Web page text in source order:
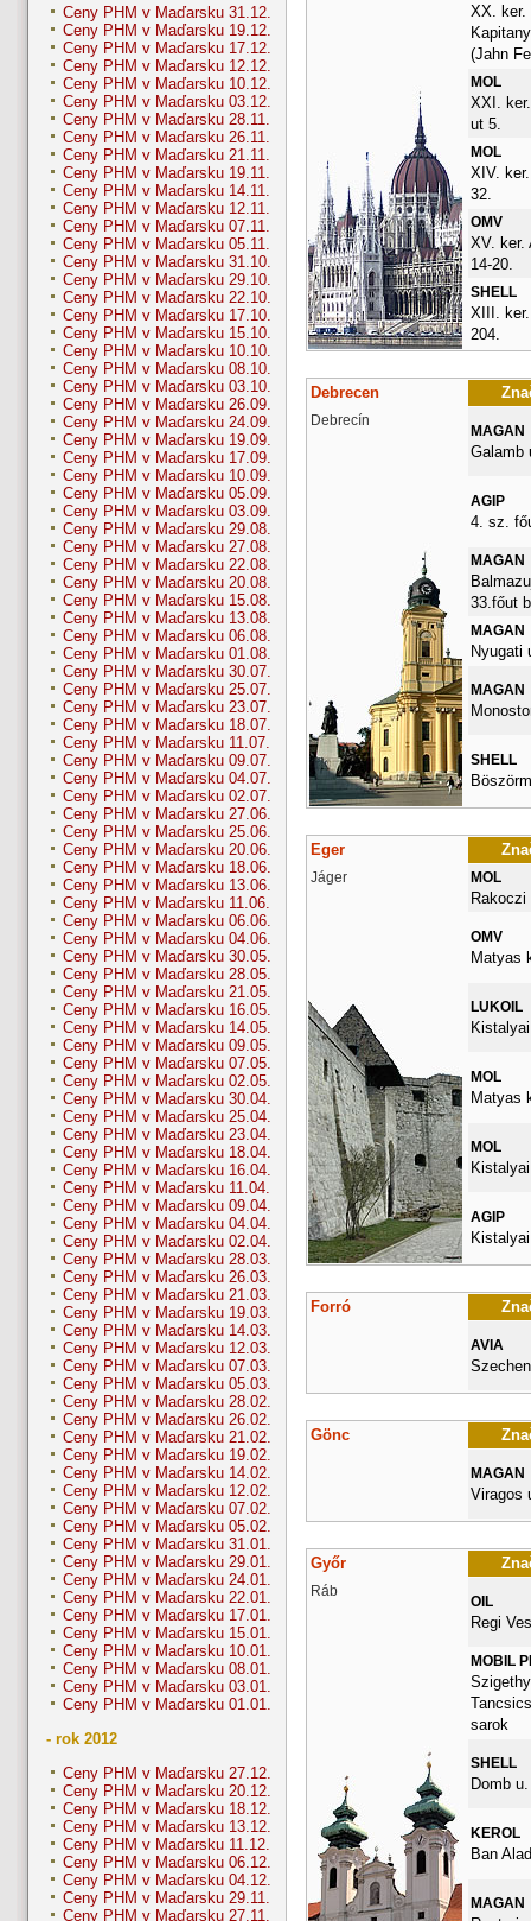
Ceny PHM v Maďarsku 31.12.
Ceny PHM v Maďarsku 19.12.
Ceny PHM v Maďarsku 17.12.
Ceny PHM v Maďarsku 12.12.
Ceny PHM v Maďarsku 10.12.
Ceny PHM v Maďarsku 03.12.
Ceny PHM v Maďarsku 28.11.
Ceny PHM v Maďarsku 26.11.
Ceny PHM v Maďarsku 21.11.
Ceny PHM v Maďarsku 19.11.
Ceny PHM v Maďarsku 14.11.
Ceny PHM v Maďarsku 12.11.
Ceny PHM v Maďarsku 07.11.
Ceny PHM v Maďarsku 05.11.
Ceny PHM v Maďarsku 31.10.
Ceny PHM v Maďarsku 29.10.
Ceny PHM v Maďarsku 22.10.
Ceny PHM v Maďarsku 17.10.
Ceny PHM v Maďarsku 15.10.
Ceny PHM v Maďarsku 10.10.
Ceny PHM v Maďarsku 08.10.
Ceny PHM v Maďarsku 03.10.
Ceny PHM v Maďarsku 26.09.
Ceny PHM v Maďarsku 24.09.
Ceny PHM v Maďarsku 19.09.
Ceny PHM v Maďarsku 17.09.
Ceny PHM v Maďarsku 10.09.
Ceny PHM v Maďarsku 05.09.
Ceny PHM v Maďarsku 03.09.
Ceny PHM v Maďarsku 29.08.
Ceny PHM v Maďarsku 27.08.
Ceny PHM v Maďarsku 22.08.
Ceny PHM v Maďarsku 20.08.
Ceny PHM v Maďarsku 15.08.
Ceny PHM v Maďarsku 13.08.
Ceny PHM v Maďarsku 06.08.
Ceny PHM v Maďarsku 01.08.
Ceny PHM v Maďarsku 30.07.
Ceny PHM v Maďarsku 25.07.
Ceny PHM v Maďarsku 23.07.
Ceny PHM v Maďarsku 18.07.
Ceny PHM v Maďarsku 11.07.
Ceny PHM v Maďarsku 09.07.
Ceny PHM v Maďarsku 04.07.
Ceny PHM v Maďarsku 02.07.
Ceny PHM v Maďarsku 27.06.
Ceny PHM v Maďarsku 25.06.
Ceny PHM v Maďarsku 20.06.
Ceny PHM v Maďarsku 18.06.
Ceny PHM v Maďarsku 13.06.
Ceny PHM v Maďarsku 11.06.
Ceny PHM v Maďarsku 06.06.
Ceny PHM v Maďarsku 04.06.
Ceny PHM v Maďarsku 30.05.
Ceny PHM v Maďarsku 28.05.
Ceny PHM v Maďarsku 21.05.
Ceny PHM v Maďarsku 16.05.
Ceny PHM v Maďarsku 14.05.
Ceny PHM v Maďarsku 09.05.
Ceny PHM v Maďarsku 07.05.
Ceny PHM v Maďarsku 02.05.
Ceny PHM v Maďarsku 30.04.
Ceny PHM v Maďarsku 25.04.
Ceny PHM v Maďarsku 23.04.
Ceny PHM v Maďarsku 18.04.
Ceny PHM v Maďarsku 16.04.
Ceny PHM v Maďarsku 11.04.
Ceny PHM v Maďarsku 09.04.
Ceny PHM v Maďarsku 04.04.
Ceny PHM v Maďarsku 02.04.
Ceny PHM v Maďarsku 28.03.
Ceny PHM v Maďarsku 26.03.
Ceny PHM v Maďarsku 21.03.
Ceny PHM v Maďarsku 19.03.
Ceny PHM v Maďarsku 14.03.
Ceny PHM v Maďarsku 12.03.
Ceny PHM v Maďarsku 07.03.
Ceny PHM v Maďarsku 05.03.
Ceny PHM v Maďarsku 28.02.
Ceny PHM v Maďarsku 26.02.
Ceny PHM v Maďarsku 21.02.
Ceny PHM v Maďarsku 19.02.
Ceny PHM v Maďarsku 14.02.
Ceny PHM v Maďarsku 12.02.
Ceny PHM v Maďarsku 07.02.
Ceny PHM v Maďarsku 05.02.
Ceny PHM v Maďarsku 31.01.
Ceny PHM v Maďarsku 29.01.
Ceny PHM v Maďarsku 24.01.
Ceny PHM v Maďarsku 22.01.
Ceny PHM v Maďarsku 17.01.
Ceny PHM v Maďarsku 15.01.
Ceny PHM v Maďarsku 10.01.
Ceny PHM v Maďarsku 08.01.
Ceny PHM v Maďarsku 03.01.
Ceny PHM v Maďarsku 01.01.
- rok 2012
Ceny PHM v Maďarsku 27.12.
Ceny PHM v Maďarsku 20.12.
Ceny PHM v Maďarsku 18.12.
Ceny PHM v Maďarsku 13.12.
Ceny PHM v Maďarsku 11.12.
Ceny PHM v Maďarsku 06.12.
Ceny PHM v Maďarsku 04.12.
Ceny PHM v Maďarsku 29.11.
Ceny PHM v Maďarsku 27.11.
XX. ker.
(Jahn
MOL
XXI.
ut 5.
MOL
XIV.
32.
OMV
XV. ker.
14-20.
SHELL
XIII.
204.
Debrecen
Debrecín
MAGAN
Galamb
AGIP
4. sz.
MAGAN
33.főut
MAGAN
Nyugati
MAGAN
SHELL
Eger
Jáger MOL
Rakoczi
OMV
Matyas
LUKOIL
MOL
Matyas
MOL
AGIP
Forró
AVIA
Gönc
MAGAN
Viragos
Győr
Ráb
OIL
Regi
MOBIL
sarok
SHELL
Domb
KEROL
Ban
MAGAN